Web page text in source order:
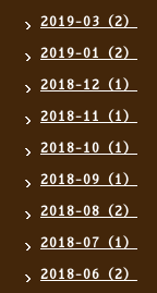
2019-03（2）
2019-01（2）
2018-12（1）
2018-11（1）
2018-10（1）
2018-09（1）
2018-08（2）
2018-07（1）
2018-06（2）